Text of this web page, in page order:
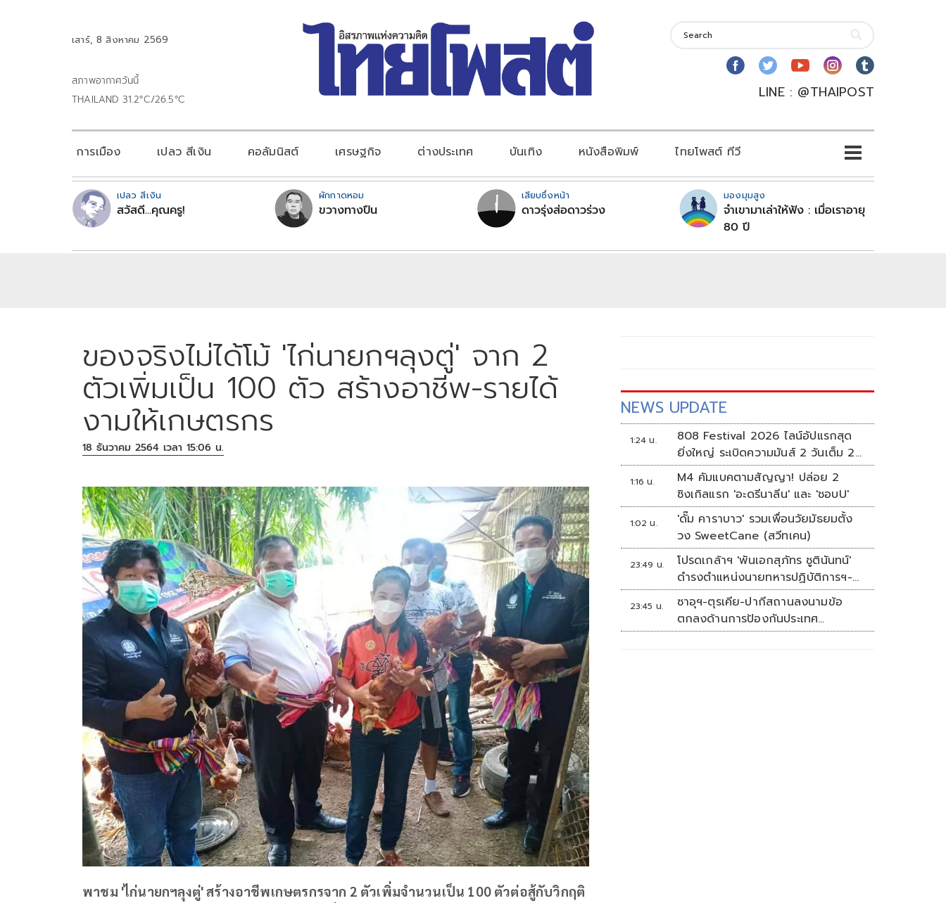
เสาร์, 8 สิงหาคม 2569
สภาพอากาศวันนี้
THAILAND 31.2°C/26.5°C
LINE : @THAIPOST
การเมือง เปลว สีเงิน คอลัมนิสต์ เศรษฐกิจ ต่างประเทศ บันเทิง หนังสือพิมพ์ ไทยโพสต์ ทีวี
เปลว สีเงิน
สวัสดี...คุณครู!
ผักกาดหอม
ขวางทางปืน
เสียบซึ่งหน้า
ดาวรุ่งส่อดาวร่วง
มองมุมสูง
จำเขามาเล่าให้ฟัง : เมื่อเราอายุ
80 ปี
ของจริงไม่ได้โม้ 'ไก่นายกฯลุงตู่' จาก 2
ตัวเพิ่มเป็น 100 ตัว สร้างอาชีพ-รายได้
งามให้เกษตรกร
18 ธันวาคม 2564 เวลา 15:06 น.
พาชม 'ไก่นายกฯลุงตู่' สร้างอาชีพเกษตรกรจาก 2 ตัวเพิ่มจำนวนเป็น 100 ตัวต่อสู้กับวิกฤติ
NEWS UPDATE
1:24 น.
808 Festival 2026 ไลน์อัปแรกสุด
ยิ่งใหญ่ ระเบิดความมันส์ 2 วันเต็ม 2-
3 ต.ค.นี้
1:16 น.
M4 คัมแบคตามสัญญา! ปล่อย 2
ซิงเกิลแรก 'อะดรีนาลีน' และ 'ชอบU'
1:02 น.
'ดั๊ม คาราบาว' รวมเพื่อนวัยมัธยมตั้ง
วง SweetCane (สวีทเคน)
23:49 น.
โปรดเกล้าฯ 'พันเอกสุภัทร ชูตินันทน์'
ดำรงตำแหน่งนายทหารปฏิบัติการฯ-
พระราชทานยศ 'พลตรี'
23:45 น.
ซาอุฯ-ตุรเคีย-ปากีสถานลงนามข้อ
ตกลงด้านการป้องกันประเทศ
ท่ามกลางสงครามในภูมิภาค